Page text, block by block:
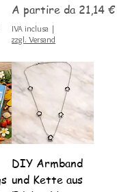
scontato
A partire da 21,14 €
Prezzo scontato
IVA inclusa |
zzgl. Versand
DIY Armband
und Kette aus